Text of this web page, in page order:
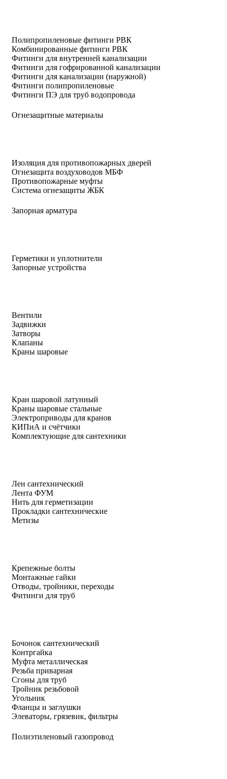
Полипропиленовые фитинги РВК
Комбинированные фитинги РВК
Фитинги для внутренней канализации
Фитинги для гофрированной канализации
Фитинги для канализации (наружной)
Фитинги полипропиленовые
Фитинги ПЭ для труб водопровода
Огнезащитные материалы
Изоляция для противопожарных дверей
Огнезащита воздуховодов МБФ
Противопожарные муфты
Система огнезащиты ЖБК
Запорная арматура
Герметики и уплотнители
Запорные устройства
Вентили
Задвижки
Затворы
Клапаны
Краны шаровые
Кран шаровой латунный
Краны шаровые стальные
Электроприводы для кранов
КИПиА и счётчики
Комплектующие для сантехники
Лен сантехнический
Лента ФУМ
Нить для герметизации
Прокладки сантехнические
Метизы
Крепежные болты
Монтажные гайки
Отводы, тройники, переходы
Фитинги для труб
Бочонок сантехнический
Контргайка
Муфта металлическая
Резьба приварная
Сгоны для труб
Тройник резьбовой
Угольник
Фланцы и заглушки
Элеваторы, грязевик, фильтры
Полиэтиленовый газопровод